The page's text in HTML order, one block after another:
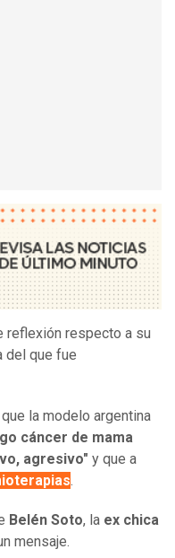
reflexión respecto a su
del que fue
la modelo argentina
cáncer de mama
agresivo" y que a
.
Belén Soto, la ex chica
mensaje.